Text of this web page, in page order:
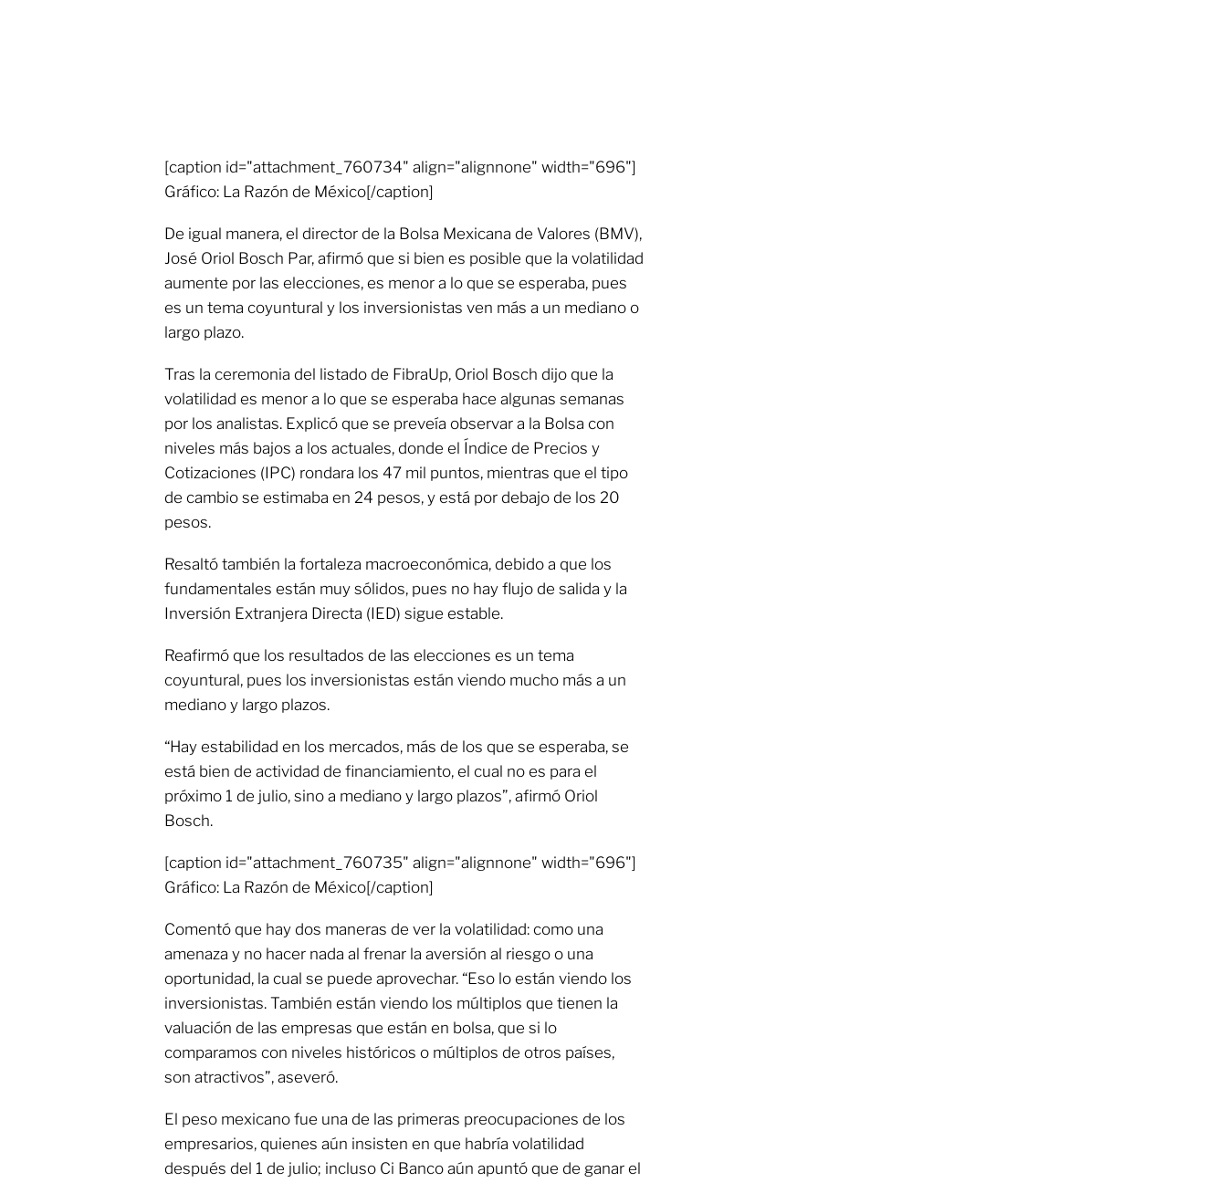
[caption id="attachment_760734" align="alignnone" width="696"]
Gráfico: La Razón de México[/caption]
De igual manera, el director de la Bolsa Mexicana de Valores (BMV),
José Oriol Bosch Par, afirmó que si bien es posible que la volatilidad
aumente por las elecciones, es menor a lo que se esperaba, pues
es un tema coyuntural y los inversionistas ven más a un mediano o
largo plazo.
Tras la ceremonia del listado de FibraUp, Oriol Bosch dijo que la
volatilidad es menor a lo que se esperaba hace algunas semanas
por los analistas. Explicó que se preveía observar a la Bolsa con
niveles más bajos a los actuales, donde el Índice de Precios y
Cotizaciones (IPC) rondara los 47 mil puntos, mientras que el tipo
de cambio se estimaba en 24 pesos, y está por debajo de los 20
pesos.
Resaltó también la fortaleza macroeconómica, debido a que los
fundamentales están muy sólidos, pues no hay flujo de salida y la
Inversión Extranjera Directa (IED) sigue estable.
Reafirmó que los resultados de las elecciones es un tema
coyuntural, pues los inversionistas están viendo mucho más a un
mediano y largo plazos.
“Hay estabilidad en los mercados, más de los que se esperaba, se
está bien de actividad de financiamiento, el cual no es para el
próximo 1 de julio, sino a mediano y largo plazos”, afirmó Oriol
Bosch.
[caption id="attachment_760735" align="alignnone" width="696"]
Gráfico: La Razón de México[/caption]
Comentó que hay dos maneras de ver la volatilidad: como una
amenaza y no hacer nada al frenar la aversión al riesgo o una
oportunidad, la cual se puede aprovechar. “Eso lo están viendo los
inversionistas. También están viendo los múltiplos que tienen la
valuación de las empresas que están en bolsa, que si lo
comparamos con niveles históricos o múltiplos de otros países,
son atractivos”, aseveró.
El peso mexicano fue una de las primeras preocupaciones de los
empresarios, quienes aún insisten en que habría volatilidad
después del 1 de julio; incluso Ci Banco aún apuntó que de ganar el